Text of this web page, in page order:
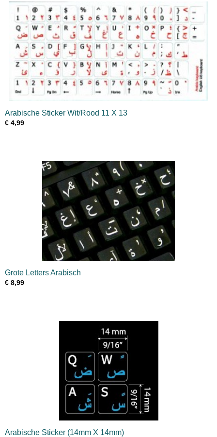
Arabische Sticker Wit/Rood 11 X 13
€ 4,99
Grote Letters Arabisch
€ 8,99
Arabische Sticker (14mm X 14mm)